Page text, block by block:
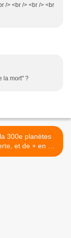
/> <br /> <br /> <br
la mort" ?
300e planètes
et de + en +
petite... >